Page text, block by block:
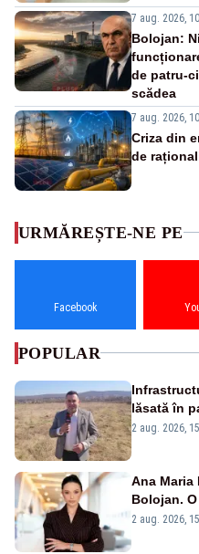
7 aug. 2026,
Bolojan:
de patru-
scădea
7 aug. 2026,
Criza din
de
URMĂREȘTE-NE PE
Facebook
POPULAR
lăsată în
2 aug. 2026,
Ana Maria
Bolojan.
emisiunii
2 aug. 2026,